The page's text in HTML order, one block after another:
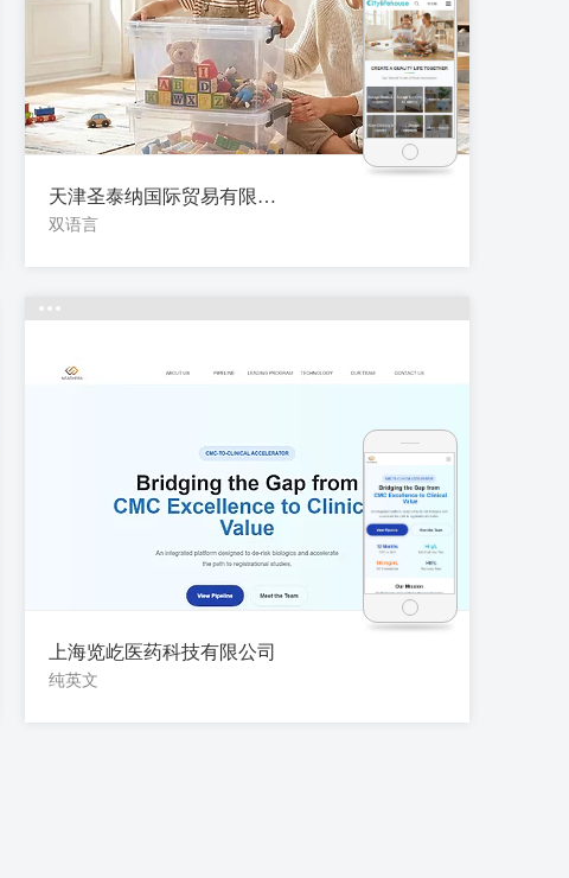
天津圣泰纳国际贸易有限公司
双语言
上海览屹医药科技有限公司
纯英文